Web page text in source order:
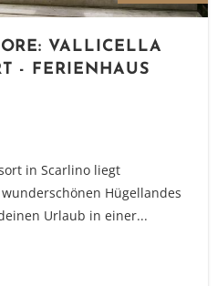
VALLICELLA
- FERIENHAUS
in Scarlino liegt
Hügellandes
Urlaub in einer...